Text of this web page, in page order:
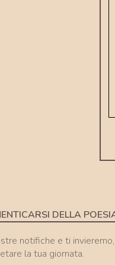
DELLA
notifiche e ti
la tua giornata.